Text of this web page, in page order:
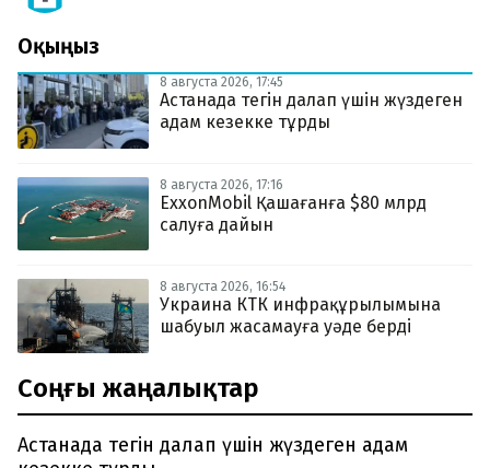
Оқыңыз
8 августа 2026, 17:45
Астанада тегін далап үшін жүздеген
адам кезекке тұрды
8 августа 2026, 17:16
ExxonMobil Қашағанға $80 млрд
салуға дайын
8 августа 2026, 16:54
Украина КТК инфрақұрылымына
шабуыл жасамауға уәде берді
Соңғы жаңалықтар
Астанада тегін далап үшін жүздеген адам